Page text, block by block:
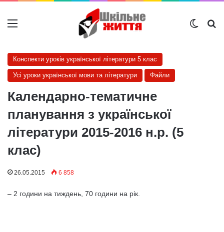
Меню
Конспекти уроків української літератури 5 клас
Усі уроки української мови та літератури Файли
Календарно-тематичне
планування з української
літератури 2015-2016 н.р. (5
клас)
26.05.2015 6 858
– 2 години на тиждень, 70 години на рік.